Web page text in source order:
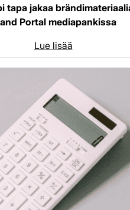
tapa jakaa
Portal mediapankissa
Lue lisää